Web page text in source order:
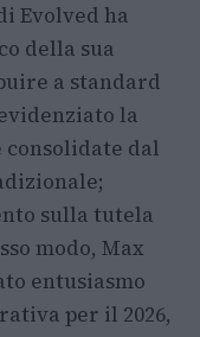
Evolved ha
della sua
a standard
la
dal
sulla tutela
modo, Max
entusiasmo
per il 2026,